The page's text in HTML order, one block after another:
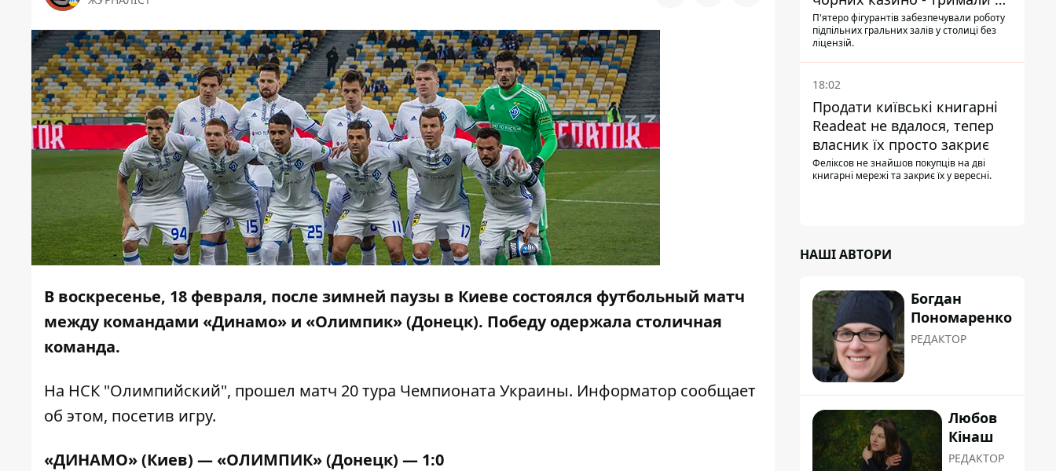
В воскресенье, 18 февраля, после зимней паузы в Киеве состоялся футбольный матч
между командами «Динамо» и «Олимпик» (Донецк). Победу одержала столичная
команда.
На НСК "Олимпийский", прошел матч 20 тура Чемпионата Украины. Информатор сообщает
об этом, посетив игру.
«ДИНАМО» (Киев) — «ОЛИМПИК» (Донецк) — 1:0
закладів
П'ятеро фігурантів забезпечували роботу
підпільних гральних залів у столиці без
ліцензій.
18:02
Продати київські книгарні
Readeat не вдалося, тепер
власник їх просто закриє
Феліксов не знайшов покупців на дві
книгарні мережі та закриє їх у вересні.
НАШІ АВТОРИ
Богдан
Пономаренко
РЕДАКТОР
Любов
Кінаш
РЕДАКТОР